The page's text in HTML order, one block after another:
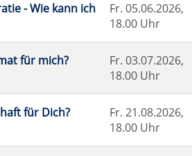
- Wie kann ich
Fr. 05.06.2026,
18.00 Uhr
für mich? Fr. 03.07.2026,
18.00 Uhr
für Dich? Fr. 21.08.2026,
18.00 Uhr